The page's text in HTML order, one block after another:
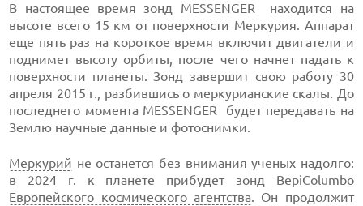
В настоящее время зонд MESSENGER находится на
высоте всего 15 км от поверхности Меркурия. Аппарат
еще пять раз на короткое время включит двигатели и
поднимет высоту орбиты, после чего начнет падать к
поверхности планеты. Зонд завершит свою работу 30
апреля 2015 г., разбившись о меркурианские скалы. До
последнего момента MESSENGER будет передавать на
Землю научные данные и фотоснимки.
Меркурий не останется без внимания ученых надолго:
в 2024 г. к планете прибудет зонд BepiColumbo
Европейского космического агентства. Он продолжит